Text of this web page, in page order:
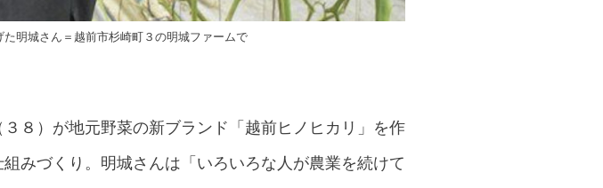
明城さん＝越前市杉崎町３の明城ファームで
８）が地元野菜の新ブランド「越前ヒノヒカリ」を作
みづくり。明城さんは「いろいろな人が農業を続けて